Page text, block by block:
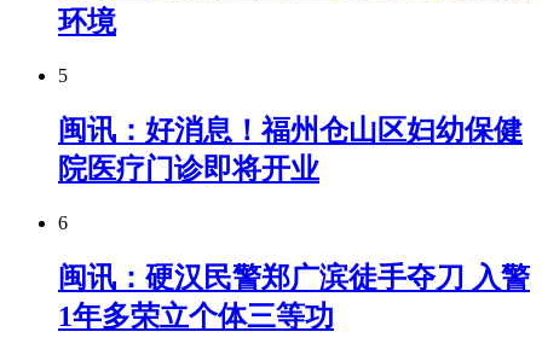
环境
5
闽讯：好消息！福州仓山区妇幼保健
院医疗门诊即将开业
6
闽讯：硬汉民警郑广滨徒手夺刀 入警
1年多荣立个体三等功